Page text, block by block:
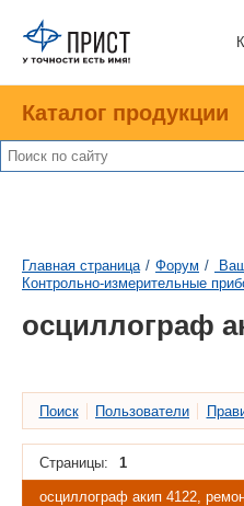
Каталог продукции
Главная страница / Форум /
Контрольно-измерительные
осциллограф
Поиск Пользователи
Страницы: 1
осциллограф акип 4122,